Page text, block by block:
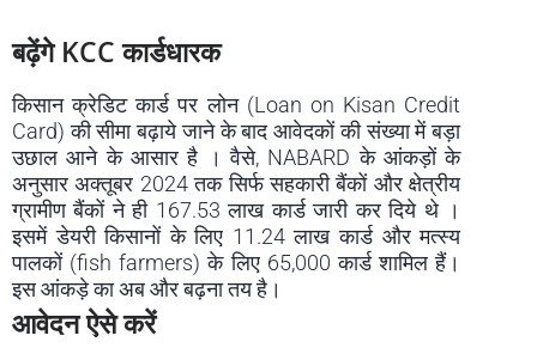
बढ़ेंगे KCC कार्डधारक
किसान क्रेडिट कार्ड पर लोन (Loan on Kisan Credit
Card) की सीमा बढ़ाये जाने के बाद आवेदकों की संख्या में बड़ा
उछाल आने के आसार है । वैसे, NABARD के आंकड़ों के
अनुसार अक्तूबर 2024 तक सिर्फ सहकारी बैंकों और क्षेत्रीय
ग्रामीण बैंकों ने ही 167.53 लाख कार्ड जारी कर दिये थे ।
इसमें डेयरी किसानों के लिए 11.24 लाख कार्ड और मत्स्य
पालकों (fish farmers) के लिए 65,000 कार्ड शामिल हैं।
इस आंकड़े का अब और बढ़ना तय है।
आवेदन ऐसे करें